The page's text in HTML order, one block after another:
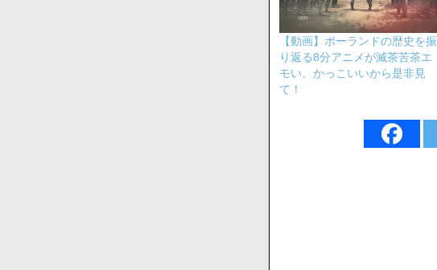
【動画】ポーランドの歴史を振
り返る8分アニメが滅茶苦茶エ
モい。かっこいいから是非見
て！